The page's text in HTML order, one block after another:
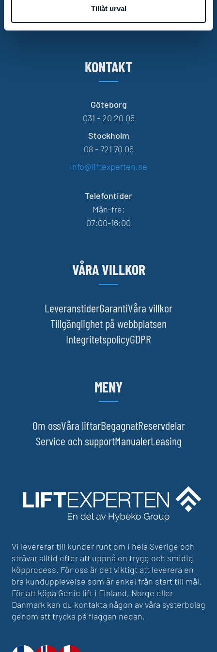
Tillåt urval
KONTAKT
Göteborg
031 - 20 20 05
Stockholm
08 - 721 70 05
info@liftexperten.se
Telefontider
Mån-fre:
07:00-16:00
VÅRA VILLKOR
LeveranstiderGarantiVåra villkor
Tillgänglighet på webbplatsen
IntegritetspolicyGDPR
MENY
Om ossVåra liftarBegagnatReservdelar
Service och supportManualerLeasing
Vi levererar till kunder runt om i hela Sverige och
strävar alltid efter att uppnå en trygg och smidig
köpprocess. För oss är det viktigt att leverera en
bra kundupplevelse som är enkel från start till mål.
För att köpa Genie lift i Finland, Norge eller
Danmark kan du kontakta någon av våra systerbolag
genom att trycka på flaggan nedan.